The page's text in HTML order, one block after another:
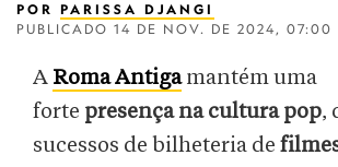
POR PARISSA DJANGI
PUBLICADO 14 DE NOV. DE 2024, 07:00
A Roma Antigamantém uma
forte presença na cultura pop,
sucessos de bilheteria de